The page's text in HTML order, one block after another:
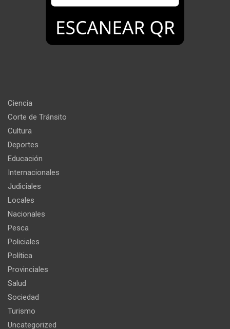
Ciencia
Corte de Tránsito
Cultura
Deportes
Educación
Internacionales
Judiciales
Locales
Nacionales
Pesca
Policiales
Política
Provinciales
Salud
Sociedad
Turismo
Uncategorized